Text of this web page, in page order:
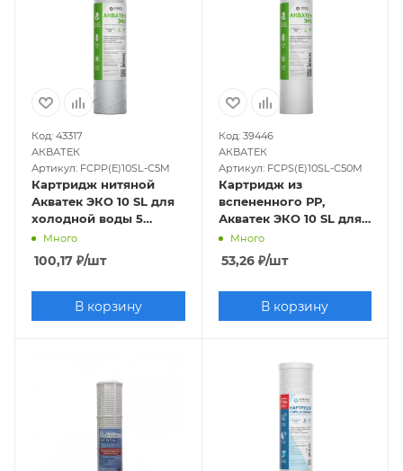
Код: 43317
АКВАТЕК
Артикул: FCPP(E)10SL-C5M
Картридж нитяной
Акватек ЭКО 10 SL для
холодной воды 5
микрон
Много
100,17 ₽/шт
В корзину
Код: 39446
АКВАТЕК
Артикул: FCPS(E)10SL-C50M
Картридж из
вспененного РР,
Акватек ЭКО 10 SL для
холодной воды 50мкм
Много
53,26₽/шт
В корзину